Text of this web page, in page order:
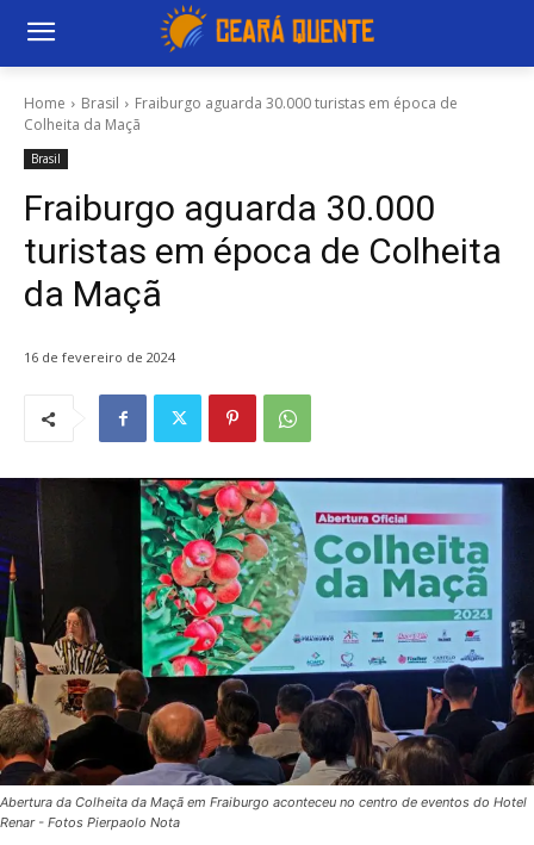
Home Brasil
Fraiburgo aguarda 30.000 turistas em época de
Colheita da Maçã
Brasil
Fraiburgo aguarda 30.000
turistas em época de Colheita
da Maçã
16 de fevereiro de 2024
Abertura da Colheita da Maçã em Fraiburgo aconteceu no centro de eventos do Hotel
Renar - Fotos Pierpaolo Nota